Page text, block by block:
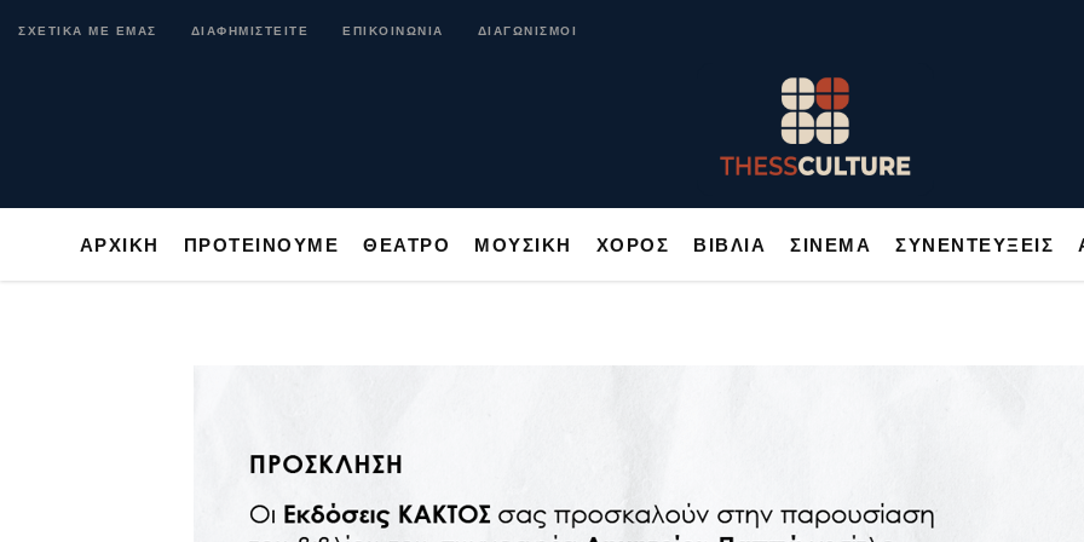
ΣΧΕΤΙΚΑ ΜΕ ΕΜΑΣ ΔΙΑΦΗΜΙΣΤΕΙΤΕ ΕΠΙΚΟΙΝΩΝΙΑ ΔΙΑΓΩΝΙΣΜΟΙ
ΑΡΧΙΚΗ ΠΡΟΤΕΙΝΟΥΜΕ ΘΕΑΤΡΟ ΜΟΥΣΙΚΗ ΧΟΡΟΣ ΒΙΒΛΙΑ ΣΙΝΕΜΑ ΣΥΝΕΝΤΕΥΞΕΙΣ
ΑΡΧΙΚΗ ΠΡΟΤΕΙΝΟΥΜΕ ΘΕΑΤΡΟ ΜΟΥΣΙΚΗ